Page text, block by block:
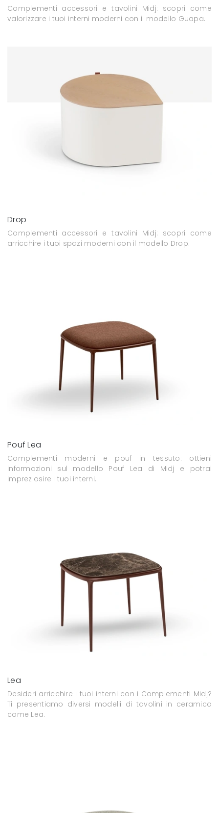
Complementi accessori e tavolini Midj: scopri come
valorizzare i tuoi interni moderni con il modello Guapa.
Drop
Complementi accessori e tavolini Midj: scopri come
arricchire i tuoi spazi moderni con il modello Drop.
Pouf Lea
Complementi moderni e pouf in tessuto: ottieni
informazioni sul modello Pouf Lea di Midj e potrai
impreziosire i tuoi interni.
Lea
Desideri arricchire i tuoi interni con i Complementi Midj?
Ti presentiamo diversi modelli di tavolini in ceramica
come Lea.